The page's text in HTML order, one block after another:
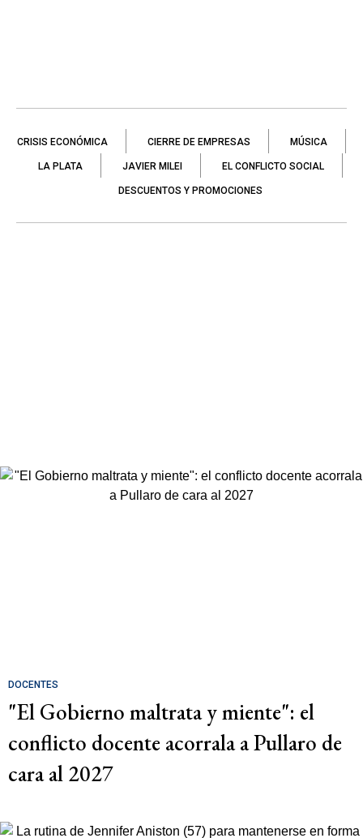
CRISIS ECONÓMICA CIERRE DE EMPRESAS MÚSICA
LA PLATA JAVIER MILEI EL CONFLICTO SOCIAL
DESCUENTOS Y PROMOCIONES
DOCENTES
"El Gobierno maltrata y miente": el
conflicto docente acorrala a Pullaro de
cara al 2027